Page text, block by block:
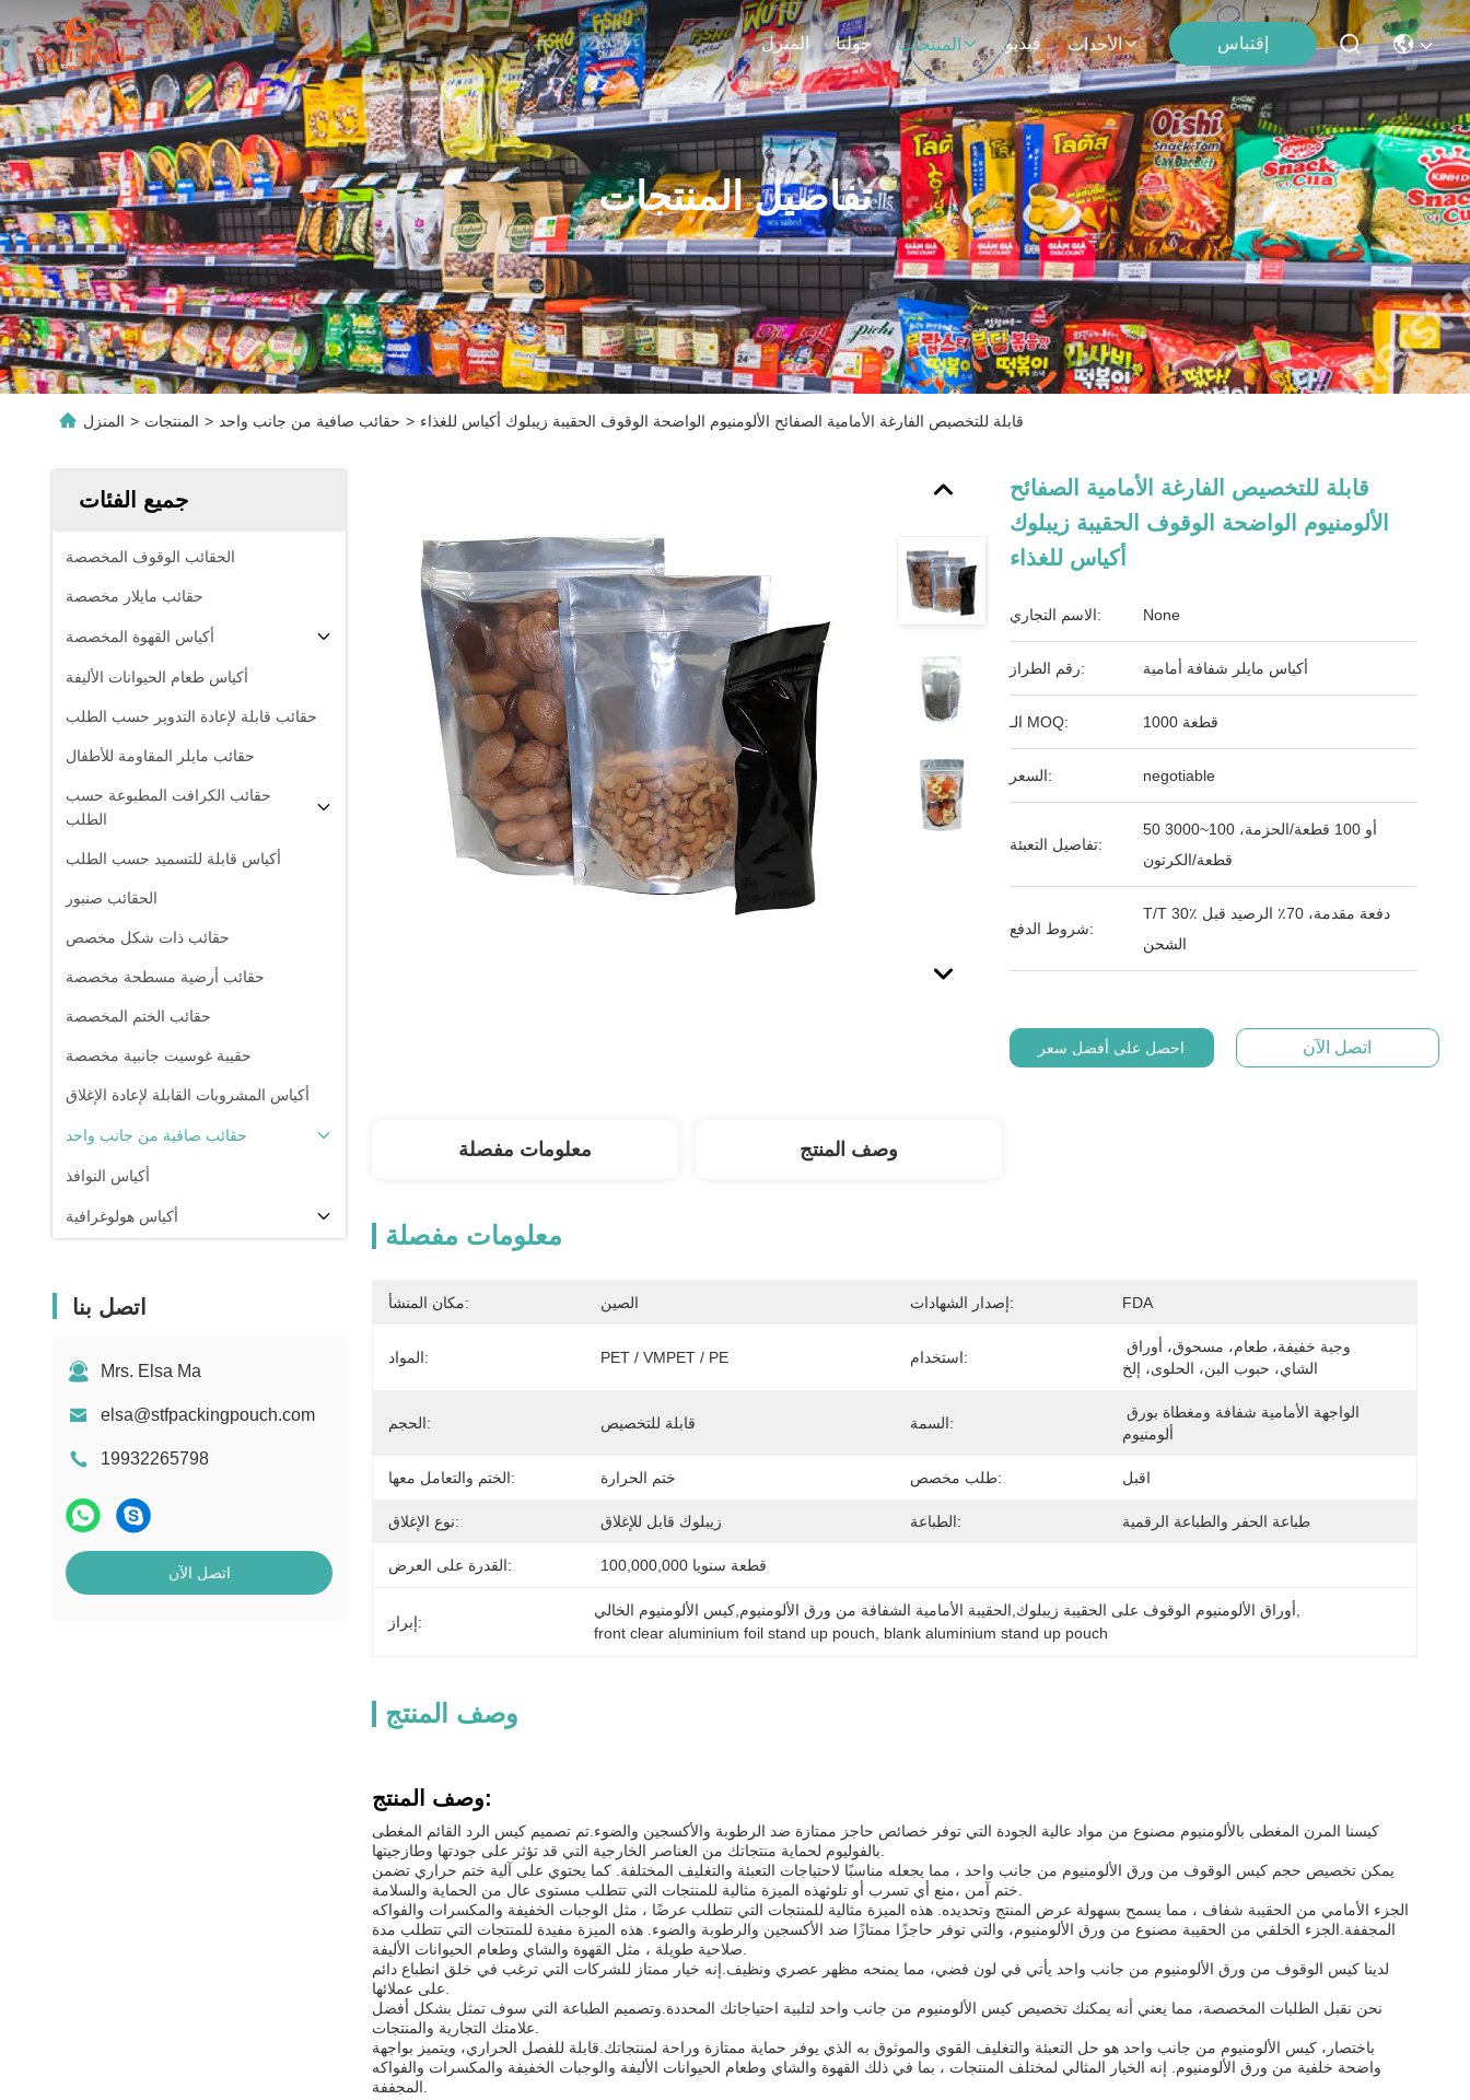
المنزل حولنا المنتجات فيديو الأحداث إقتباس
تفاصيل المنتجات
المنزل > المنتجات > حقائب صافية من جانب واحد > قابلة للتخصيص الفارغة الأمامية الصفائح الألومنيوم الواضحة الوقوف الحقيبة زيبلوك أكياس للغذاء
جميع الفئات
الحقائب الوقوف المخصصة
حقائب مايلار مخصصة
أكياس القهوة المخصصة
أكياس طعام الحيوانات الأليفة
حقائب قابلة لإعادة التدوير حسب الطلب
حقائب مايلر المقاومة للأطفال
حقائب الكرافت المطبوعة حسب
الطلب
أكياس قابلة للتسميد حسب الطلب
الحقائب صنبور
حقائب ذات شكل مخصص
حقائب أرضية مسطحة مخصصة
حقائب الختم المخصصة
حقيبة غوسيت جانبية مخصصة
أكياس المشروبات القابلة لإعادة الإغلاق
حقائب صافية من جانب واحد
أكياس النوافذ
أكياس هولوغرافية
في المخزون
اتصل بنا
Mrs. Elsa Ma
elsa@stfpackingpouch.com
19932265798
اتصل الآن
قابلة للتخصيص الفارغة الأمامية الصفائح
الألومنيوم الواضحة الوقوف الحقيبة زيبلوك
أكياس للغذاء
الاسم التجاري: None
رقم الطراز: أكياس مايلر شفافة أمامية
الـ MOQ: 1000 قطعة
السعر: negotiable
تفاصيل التعبئة:
50 أو 100 قطعة/الحزمة، 100~3000
قطعة/الكرتون
شروط الدفع:
T/T 30٪ دفعة مقدمة، 70٪ الرصيد قبل
الشحن
احصل على أفضل سعر اتصل الآن
معلومات مفصلة وصف المنتج
معلومات مفصلة
مكان المنشأ: الصين إصدار الشهادات: FDA
المواد: PET / VMPET / PE استخدام:
الشاي، حبوب البن، الحلوى، إلخ
الحجم: قابلة للتخصيص السمة:
ألومنيوم
الختم والتعامل معها: ختم الحرارة طلب مخصص: اقبل
نوع الإغلاق: زيبلوك قابل للإغلاق الطباعة: طباعة الحفر والطباعة الرقمية
القدرة على العرض: 100,000,000 قطعة سنويا
إبراز:
أوراق الألومنيوم الوقوف على الحقيبة زيبلوك,الحقيبة الأمامية الشفافة من ورق الألومنيوم,كيس الألومنيوم الخالي
front clear aluminium foil stand up pouch
blank aluminium stand up pouch
وصف المنتج
وصف المنتج:
كيسنا المرن المغطى بالألومنيوم مصنوع من مواد عالية الجودة التي توفر خصائص حاجز ممتازة ضد الرطوبة والأكسجين والضوء.تم تصميم كيس الرد القائم المغطى
يمكن تخصيص حجم كيس الوقوف من ورق الألومنيوم من جانب واحد ، مما يجعله مناسبًا لاحتياجات التعبئة والتغليف المختلفة. كما يحتوي على آلية ختم حراري تضمن
الجزء الأمامي من الحقيبة شفاف ، مما يسمح بسهولة عرض المنتج وتحديده. هذه الميزة مثالية للمنتجات التي تتطلب عرضًا ، مثل الوجبات الخفيفة والمكسرات والفواكه
المجففة.الجزء الخلفي من الحقيبة مصنوع من ورق الألومنيوم، والتي توفر حاجزًا ممتازًا ضد الأكسجين والرطوبة والضوء. هذه الميزة مفيدة للمنتجات التي تتطلب مدة
لدينا كيس الوقوف من ورق الألومنيوم من جانب واحد يأتي في لون فضي، مما يمنحه مظهر عصري ونظيف.إنه خيار ممتاز للشركات التي ترغب في خلق انطباع دائم
نحن نقبل الطلبات المخصصة، مما يعني أنه يمكنك تخصيص كيس الألومنيوم من جانب واحد لتلبية احتياجاتك المحددة.وتصميم الطباعة التي سوف تمثل بشكل أفضل
باختصار، كيس الألومنيوم من جانب واحد هو حل التعبئة والتغليف القوي والموثوق به الذي يوفر حماية ممتازة وراحة لمنتجاتك.قابلة للفصل الحراري، ويتميز بواجهة
واضحة خلفية من ورق الألومنيوم. إنه الخيار المثالي لمختلف المنتجات ، بما في ذلك القهوة والشاي وطعام الحيوانات الأليفة والوجبات الخفيفة والمكسرات والفواكه